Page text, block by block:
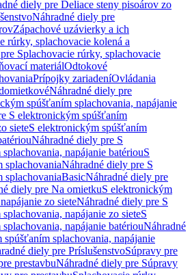
diely pre Deliace steny pisoárov zo
Náhradné diely pre
Zápachové uzávierky a ich
rúrky, splachovacie kolená a
Splachovacie rúrky, splachovacie
materiálOdtokové
Prípojky zariadeníOvládania
Náhradné diely pre
spúšťaním splachovania, napájanie
S elektronickým spúšťaním
sieteS elektronickým spúšťaním
Náhradné diely pre S
napájanie batériouS
splachovaniaNáhradné diely pre S
splachovaniaBasicNáhradné diely pre
diely pre Na omietkuS elektronickým
zo sieteNáhradné diely pre S
napájanie zo sieteS
napájanie batériouNáhradné
splachovania, napájanie
diely pre PríslušenstvoSúpravy pre
prestavbuNáhradné diely pre Súpravy